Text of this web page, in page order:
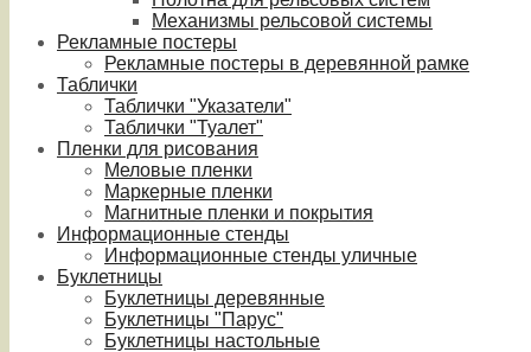
Механизмы рельсовой системы
Рекламные постеры
Рекламные постеры в деревянной рамке
Таблички
Таблички "Указатели"
Таблички "Туалет"
Пленки для рисования
Меловые пленки
Маркерные пленки
Магнитные пленки и покрытия
Информационные стенды
Информационные стенды уличные
Буклетницы
Буклетницы деревянные
Буклетницы "Парус"
Буклетницы настольные